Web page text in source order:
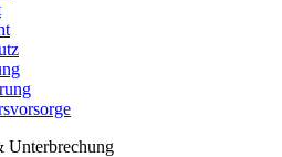
Unterbrechung